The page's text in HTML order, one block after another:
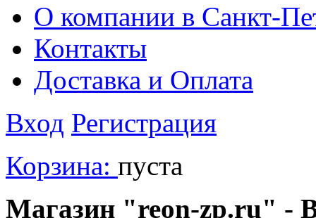
О компании в Санкт-
Контакты
Доставка и Оплата
Вход Регистрация
Корзина: пуста
Магазин "reon-zp.ru" -